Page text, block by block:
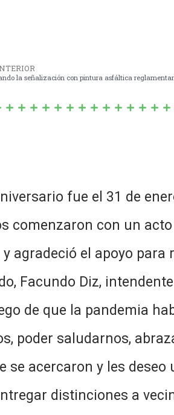
fue el 31 de
comenzaron con un
y agradeció el apoyo para
Facundo Diz,
de que la pandemia
poder saludarnos,
se acercaron y les
distinciones a